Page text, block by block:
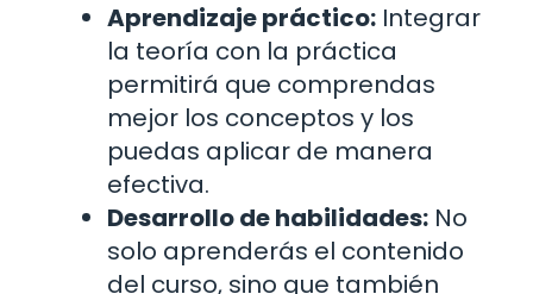
Aprendizaje práctico: Integrar
la teoría con la práctica
permitirá que comprendas
mejor los conceptos y los
puedas aplicar de manera
efectiva.
Desarrollo de habilidades: No
solo aprenderás el contenido
del curso, sino que también